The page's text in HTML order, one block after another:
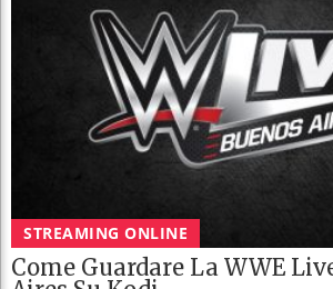
STREAMING ONLINE
Come Guardare La WWE